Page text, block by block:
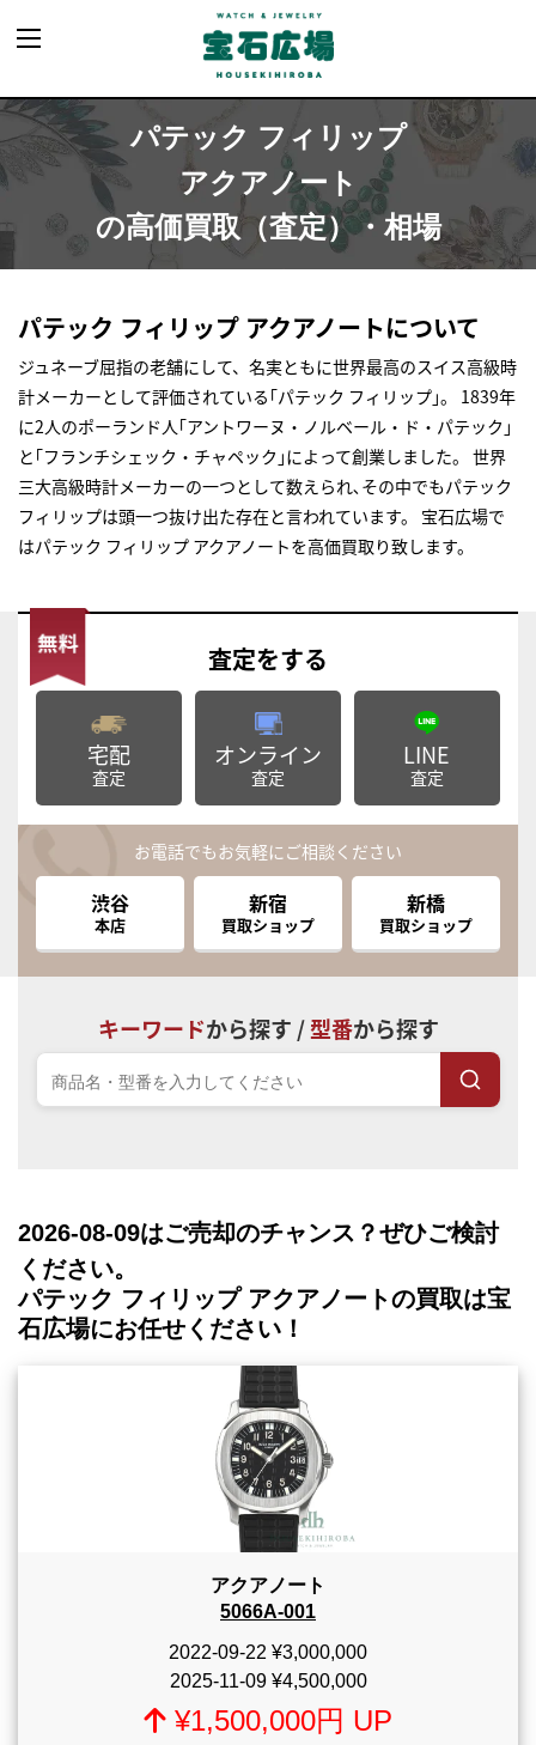
パテック フィリップ
アクアノート
の高価買取（査定）・相場
パテック フィリップ アクアノートについて
ジュネーブ屈指の老舗にして、名実ともに世界最高のスイス高級時
計メーカーとして評価されている｢パテック フィリップ｣。 1839年
に2人のポーランド人｢アントワーヌ・ノルベール・ド・パテック｣
と｢フランチシェック・チャペック｣によって創業しました。 世界
三大高級時計メーカーの一つとして数えられ､その中でもパテック
フィリップは頭一つ抜け出た存在と言われています。 宝石広場で
はパテック フィリップ アクアノートを高価買取り致します。
査定をする
宅配
査定
オンライン
査定
LINE
査定
お電話でもお気軽にご相談ください
渋谷
本店
新宿
買取ショップ
新橋
買取ショップ
キーワードから探す /型番から探す
2026-08-09はご売却のチャンス？ぜひご検討
ください。
パテック フィリップ アクアノートの買取は宝
石広場にお任せください！
アクアノート
5066A-001
2022-09-22 ¥3,000,000
2025-11-09¥4,500,000
¥1,500,000円 UP